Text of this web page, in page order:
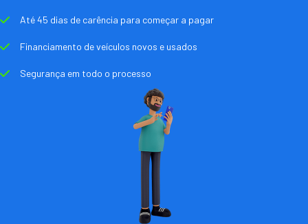
Até 45 dias de carência para começar a pagar
Financiamento de veículos novos e usados
Segurança em todo o processo